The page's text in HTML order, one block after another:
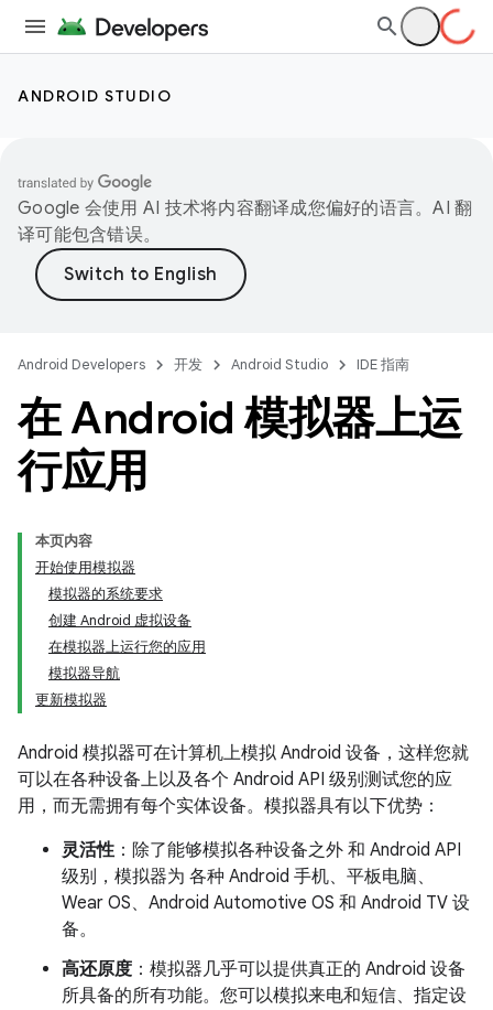
ANDROID STUDIO
Google 会使用 AI 技术将内容翻译成您偏好的语言。AI 翻
译可能包含错误。
Android Developers 开发 Android Studio IDE 指南
在 Android 模拟器上运
行应用
本页内容
开始使用模拟器
模拟器的系统要求
创建 Android 虚拟设备
在模拟器上运行您的应用
模拟器导航
更新模拟器
Android 模拟器可在计算机上模拟 Android 设备，这样您就
可以在各种设备上以及各个 Android API 级别测试您的应
用，而无需拥有每个实体设备。模拟器具有以下优势：
灵活性：除了能够模拟各种设备之外 和 Android API
级别，模拟器为 各种 Android 手机、平板电脑、
Wear OS、Android Automotive OS 和 Android TV 设
备。
高还原度 ：模拟器几乎可以提供真正的 Android 设备
所具备的所有功能。您可以模拟来电和短信、指定设